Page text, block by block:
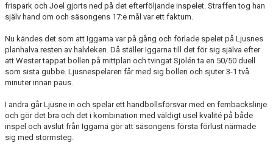
frispark och Joel gjorts ned på det efterföljande inspelet. Straffen tog han
själv hand om och säsongens 17:e mål var ett faktum.
Nu kändes det som att Iggarna var på gång och förlade spelet på Ljusnes
planhalva resten av halvleken. Då ställer Iggarna till det för sig själva efter
att Wester tappat bollen på mittplan och tvingat Sjölén ta en 50/50 duell
som sista gubbe. Ljusnespelaren får med sig bollen och sjuter 3-1 två
minuter innan paus.
I andra går Ljusne in och spelar ett handbollsförsvar med en fembackslinje
och gör det bra och det i kombination med väldigt usel kvalité på både
inspel och avslut från Iggarna gör att säsongens första förlust närmade
sig med stormsteg.